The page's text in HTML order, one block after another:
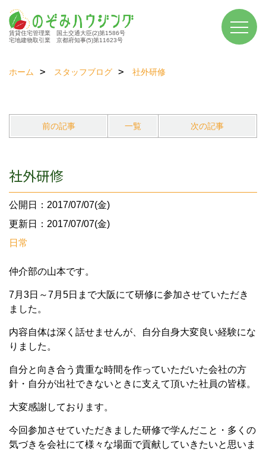
賃貸住宅管理業 国土交通大臣(2)第1586号
宅地建物取引業 京都府知事(5)第11623号
ホーム スタッフブログ 社外研修
前の記事 一覧 次の記事
社外研修
公開日：2017/07/07(金)
更新日：2017/07/07(金)
日常
仲介部の山本です。
7月3日～7月5日まで大阪にて研修に参加させていただき
ました。
内容自体は深く話せませんが、自分自身大変良い経験にな
りました。
自分と向き合う貴重な時間を作っていただいた会社の方
針・自分が出社できないときに支えて頂いた社員の皆様。
大変感謝しております。
今回参加させていただきました研修で学んだこと・多くの
気づきを会社にて様々な場面で貢献していきたいと思いま